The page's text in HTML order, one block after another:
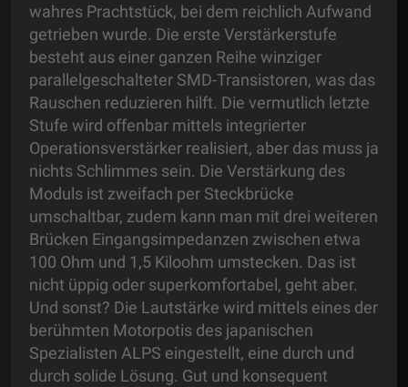
wahres Prachtstück, bei dem reichlich Aufwand
getrieben wurde. Die erste Verstärkerstufe
besteht aus einer ganzen Reihe winziger
parallelgeschalteter SMD-Transistoren, was das
Rauschen reduzieren hilft. Die vermutlich letzte
Stufe wird offenbar mittels integrierter
Operationsverstärker realisiert, aber das muss ja
nichts Schlimmes sein. Die Verstärkung des
Moduls ist zweifach per Steckbrücke
umschaltbar, zudem kann man mit drei weiteren
Brücken Eingangsimpedanzen zwischen etwa
100 Ohm und 1,5 Kiloohm umstecken. Das ist
nicht üppig oder superkomfortabel, geht aber.
Und sonst? Die Lautstärke wird mittels eines der
berühmten Motorpotis des japanischen
Spezialisten ALPS eingestellt, eine durch und
durch solide Lösung. Gut und konsequent